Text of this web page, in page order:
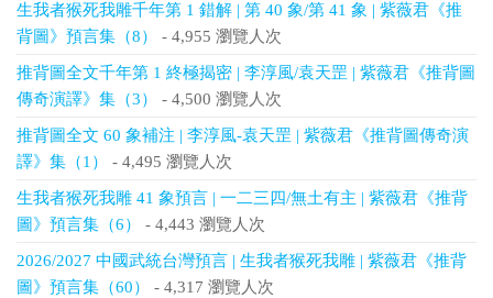
生我者猴死我雕千年第 1 錯解 | 第 40 象/第 41 象 | 紫薇君《推
背圖》預言集（8）
- 4,955 瀏覽人次
推背圖全文千年第 1 終極揭密 | 李淳風/袁天罡 | 紫薇君《推背圖
傳奇演譯》集（3）
- 4,500 瀏覽人次
推背圖全文 60 象補注 | 李淳風-袁天罡 | 紫薇君《推背圖傳奇演
譯》集（1）
- 4,495 瀏覽人次
生我者猴死我雕 41 象預言 | 一二三四/無土有主 | 紫薇君《推背
圖》預言集（6）
- 4,443 瀏覽人次
2026/2027 中國武統台灣預言 | 生我者猴死我雕 | 紫薇君《推背
圖》預言集（60）
- 4,317 瀏覽人次